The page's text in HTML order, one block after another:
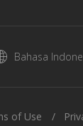
Bahasa
of Use